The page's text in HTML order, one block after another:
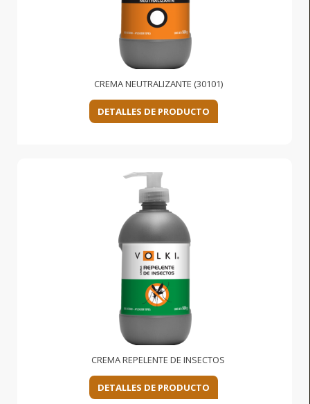
CREMA NEUTRALIZANTE (30101)
DETALLES DE PRODUCTO
CREMA REPELENTE DE INSECTOS
DETALLES DE PRODUCTO